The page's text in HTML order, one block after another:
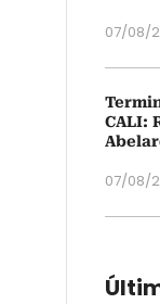
07/08/
CALI:
07/08/